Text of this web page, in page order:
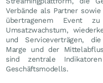
Verbände als Partner
übertragenem Event
Umsatzwachstum,
und Serviceverträgen,
Marge und der
sind zentrale
Geschäftsmodells.